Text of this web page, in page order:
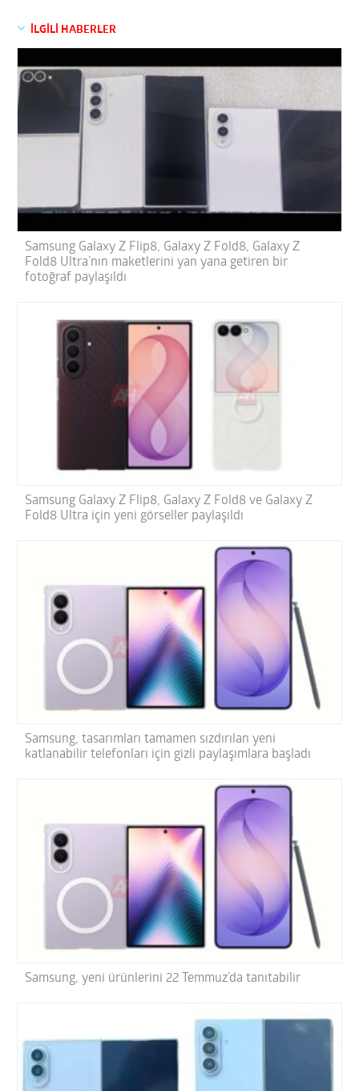
İLGİLİ HABERLER
Samsung Galaxy Z Flip8, Galaxy Z Fold8, Galaxy Z
Fold8 Ultra’nın maketlerini yan yana getiren bir
fotoğraf paylaşıldı
Samsung Galaxy Z Flip8, Galaxy Z Fold8 ve Galaxy Z
Fold8 Ultra için yeni görseller paylaşıldı
Samsung, tasarımları tamamen sızdırılan yeni
katlanabilir telefonları için gizli paylaşımlara başladı
Samsung, yeni ürünlerini 22 Temmuz’da tanıtabilir